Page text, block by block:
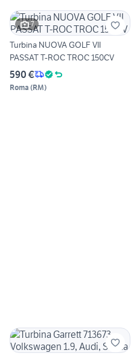
7
Turbina NUOVA GOLF VII
PASSAT T-ROC TROC 150CV
590 €
Roma (RM)